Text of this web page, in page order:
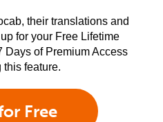
their translations and
for your Free Lifetime
Days of Premium Access
this feature.
Free